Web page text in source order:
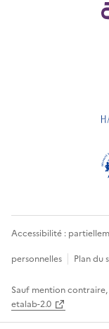
Accessibilité :
personnelles
Plan du
Sauf mention
etalab-2.0